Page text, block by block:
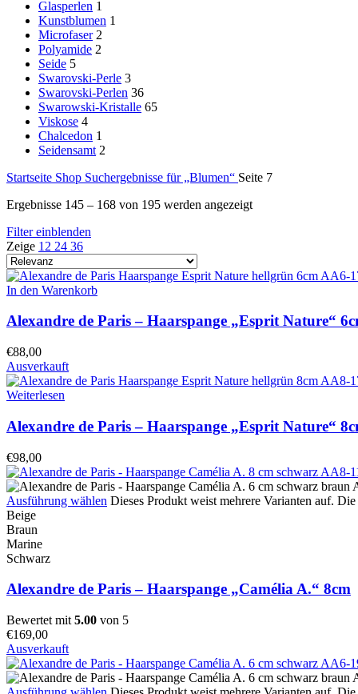
Glasperlen 1
Kunstblumen 1
Microfaser 2
Polyamide 2
Seide 5
Swarovski-Perle 3
Swarovski-Perlen 36
Swarowski-Kristalle 65
Viskose 4
Chalcedon 1
Seidensamt 2
Startseite Shop Suchergebnisse für „Blumen“ Seite 7
Ergebnisse 145 – 168 von 195 werden angezeigt
Filter einblenden
Zeige 12 24 36
In den Warenkorb
Alexandre de Paris – Haarspange „Esprit Nature“
€88,00
Ausverkauft
Weiterlesen
Alexandre de Paris – Haarspange „Esprit Nature“
€98,00
Ausführung wählen Dieses Produkt weist mehrere Varianten auf.
Beige
Braun
Marine
Schwarz
Alexandre de Paris – Haarspange „Camélia A.“ 8cm
Bewertet mit 5.00 von 5
€169,00
Ausverkauft